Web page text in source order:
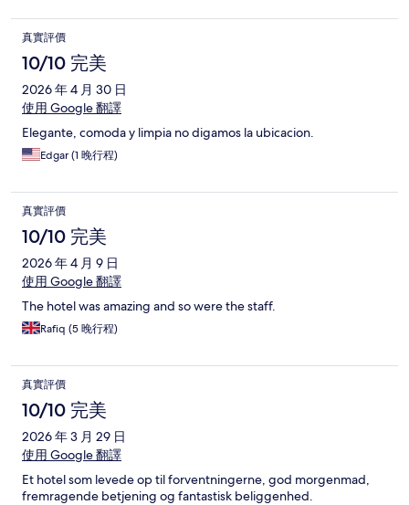
真實評價
10/10 完美
2026 年 4 月 30 日
使用 Google 翻譯
Elegante, comoda y limpia no digamos la ubicacion.
Edgar (1 晚行程)
真實評價
10/10 完美
2026 年 4 月 9 日
使用 Google 翻譯
The hotel was amazing and so were the staff.
Rafiq (5 晚行程)
真實評價
10/10 完美
2026 年 3 月 29 日
使用 Google 翻譯
Et hotel som levede op til forventningerne, god morgenmad,
fremragende betjening og fantastisk beliggenhed.